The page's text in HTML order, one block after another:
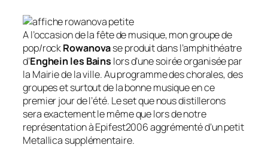
A l’occasion de la fête de musique, mon groupe de
pop/rockRowanovase produit dans l’amphithéatre
d’Enghein les Bains lors d’une soirée organisée par
la Mairie de la ville. Au programme des chorales, des
groupes et surtout de la bonne musique en ce
premier jour de l’été. Le set que nous distillerons
sera exactement le même que lors de notre
représentation à Epifest2006 aggrémenté d’un petit
Metallica supplémentaire.